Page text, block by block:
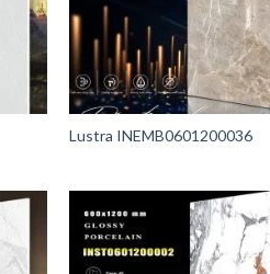
Lustra INEMB0601200036